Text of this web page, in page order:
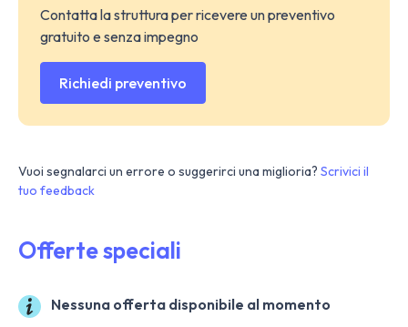
Contatta la struttura per ricevere un preventivo
gratuito e senza impegno
Richiedi preventivo
Vuoi segnalarci un errore o suggerirci una miglioria? Scrivici il
tuo feedback
Offerte speciali
Nessuna offerta disponibile al momento